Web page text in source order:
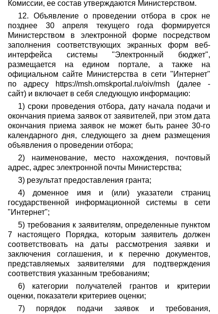
Комиссии, ее состав утверждаются Министерством.
12. Объявление о проведении отбора в срок не
позднее 30 апреля текущего года формируется
Министерством в электронной форме посредством
заполнения соответствующих экранных форм веб-
интерфейса системы "Электронный бюджет",
размещается на едином портале, а также на
официальном сайте Министерства в сети "Интернет"
по адресу https://msh.omskportal.ru/oiv/msh (далее -
сайт) и включает в себя следующую информацию:
1) сроки проведения отбора, дату начала подачи и
окончания приема заявок от заявителей, при этом дата
окончания приема заявок не может быть ранее 30-го
календарного дня, следующего за днем размещения
объявления о проведении отбора;
2) наименование, место нахождения, почтовый
адрес, адрес электронной почты Министерства;
3) результат предоставления гранта;
4) доменное имя и (или) указатели страниц
государственной информационной системы в сети
"Интернет";
5) требования к заявителям, определенные пунктом
7 настоящего Порядка, которым заявитель должен
соответствовать на даты рассмотрения заявки и
заключения соглашения, и к перечню документов,
представляемых заявителями для подтверждения
соответствия указанным требованиям;
6) категории получателей грантов и критерии
оценки, показатели критериев оценки;
7) порядок подачи заявок и требования,